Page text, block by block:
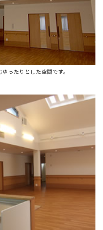
ったりとした空間です。